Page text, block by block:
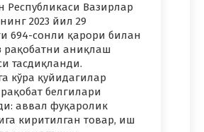
Республикаси Вазирлар
2023 йил 29
694-сонли қарори билан
рақобатни аниқлаш
тасдиқланди.
кўра қуйидагилар
белгилари
аввал фуқаролик
киритилган товар, иш